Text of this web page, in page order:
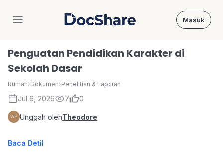
DocShare Masuk
Penguatan Pendidikan Karakter di
Sekolah Dasar
Rumah›Dokumen›Penelitian & Laporan
Jul 6, 2026 7 0
Unggah olehTheodore
Baca Detil